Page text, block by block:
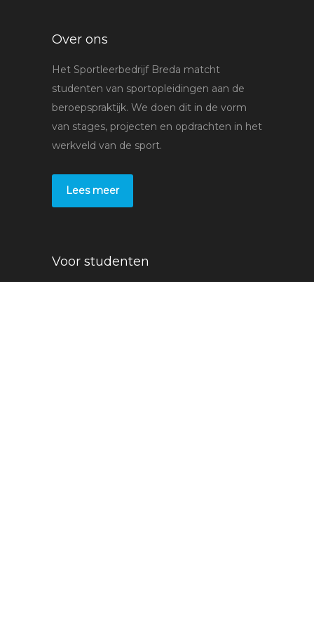
Over ons
Het Sportleerbedrijf Breda matcht
studenten van sportopleidingen aan de
beroepspraktijk. We doen dit in de vorm
van stages, projecten en opdrachten in het
werkveld van de sport.
Lees meer
Voor studenten